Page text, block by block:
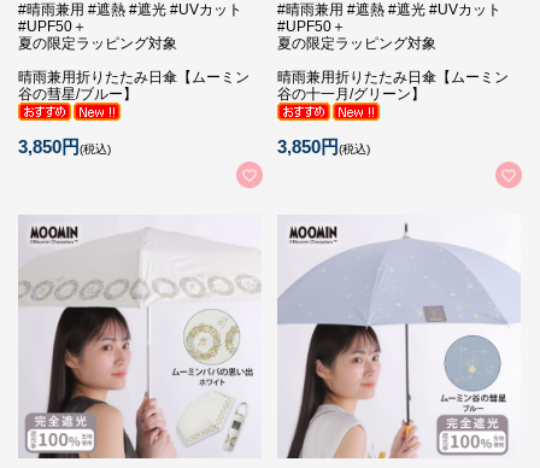
#晴雨兼用 #遮熱 #遮光 #UVカット
#UPF50＋
夏の限定ラッピング対象
晴雨兼用折りたたみ日傘【ムーミン
谷の彗星/ブルー】
3,850円(税込)
#晴雨兼用 #遮熱 #遮光 #UVカット
#UPF50＋
夏の限定ラッピング対象
晴雨兼用折りたたみ日傘【ムーミン
谷の十一月/グリーン】
3,850円(税込)